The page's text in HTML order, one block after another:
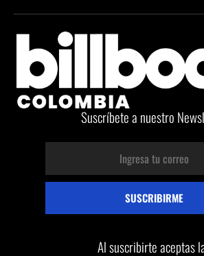
Suscríbete a nuestro
Al suscribirte aceptas